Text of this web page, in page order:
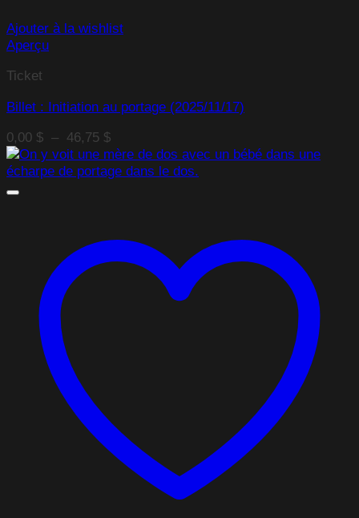
Ajouter à la wishlist
Aperçu
Ticket
Billet : Initiation au portage (2025/11/17)
0,00 $ – 46,75 $Plage
de
prix :